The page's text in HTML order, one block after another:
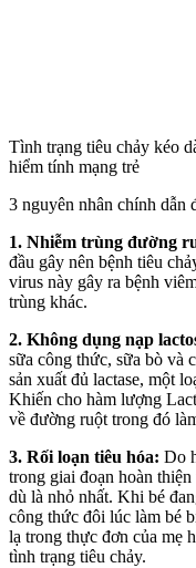
Tình trạng tiêu chảy kéo
hiểm tính mạng trẻ
3 nguyên nhân chính dẫn
1. Nhiễm trùng đường
đầu gây nên bệnh tiêu
virus này gây ra bệnh
trùng khác.
2. Không dụng nạp
sữa công thức, sữa bò và
sản xuất đủ lactase, một
Khiến cho hàm lượng
về đường ruột trong đó
3. Rối loạn tiêu hóa: Do
trong giai đoạn hoàn
dù là nhỏ nhất. Khi bé
công thức đôi lúc làm bé
lạ trong thực đơn của mẹ
tình trạng tiêu chảy.